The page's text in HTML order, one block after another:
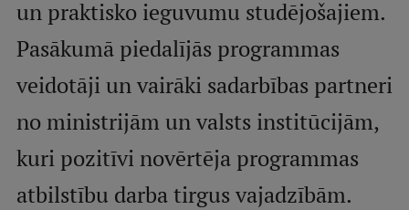
Projekti
Virtuālā tūre
un praktisko ieguvumu studējošajiem.
Pasākumā piedalījās programmas
veidotāji un vairāki sadarbības partneri
no ministrijām un valsts institūcijām,
kuri pozitīvi novērtēja programmas
atbilstību darba tirgus vajadzībām.